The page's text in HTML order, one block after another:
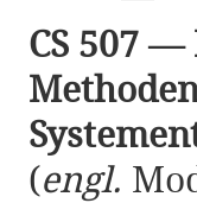
CS 507
(engl.